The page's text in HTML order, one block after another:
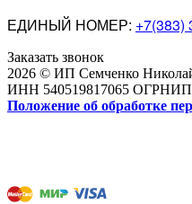
ЕДИНЫЙ НОМЕР: +7(383)
Заказать звонок
2026 © ИП Семченко
ИНН 540519817065 ОГРНИП
Положение об обработке